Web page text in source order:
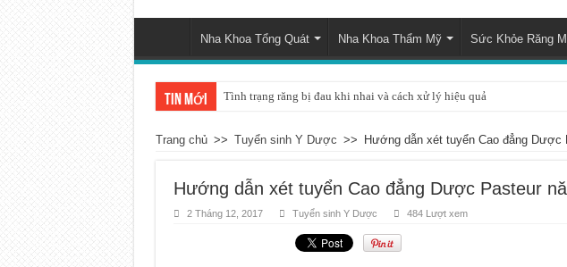
Nha Khoa Tổng Quát Nha Khoa Thẩm Mỹ Sức Khỏe Răng
Tin mới Tình trạng răng bị đau khi nhai và cách xử lý hiệu quả
Trang chủ >> Tuyển sinh Y Dược >> Hướng dẫn xét tuyển Cao đẳng Dược
Hướng dẫn xét tuyển Cao đẳng Dược Pasteur
2 Tháng 12, 2017 Tuyển sinh Y Dược 484 Lượt xem